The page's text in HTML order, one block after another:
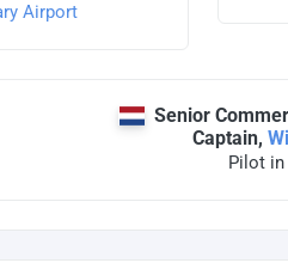
Airport
Senior
Captain,
Pilot in